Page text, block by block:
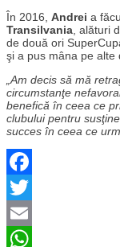
În 2016, Andrei a
Transilvania , alături
de două ori
şi a pus mâna pe alte
„Am decis să mă
circumstanţe
benefică în ceea ce
clubului pentru
succes în ceea ce
Facebook
Twitter
Email